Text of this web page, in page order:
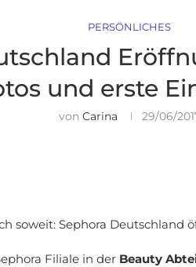
PERSÖNLICHES
und erste
von Carina 29/06/
soweit: Sephora Deutschland
Filiale in der Beauty